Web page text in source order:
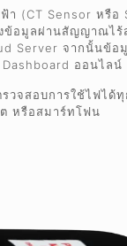
า (CT Sensor หรือ
ข้อมูลผ่านสัญญาณไร้
Server จากนั้นข้อ
ออนไลน์
วจสอบการใช้ไฟได้
หรือสมาร์ทโฟน